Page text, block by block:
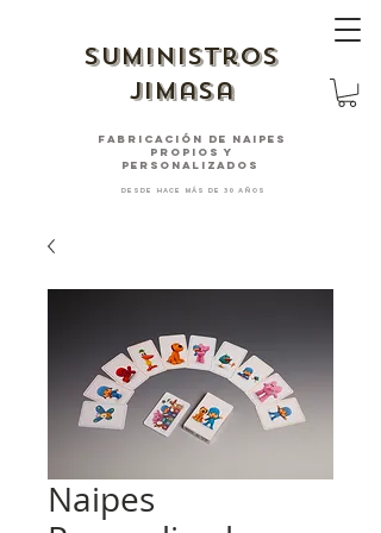
suministros
jimasa
fabricación de naipes
PROPIOS Y
PERSONALIZADOS
desde hace más de 30 años
Naipes